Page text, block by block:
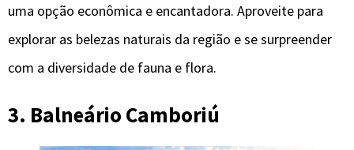
uma opção econômica e encantadora. Aproveite para
explorar as belezas naturais da região e se surpreender
com a diversidade de fauna e flora.
3. Balneário Camboriú